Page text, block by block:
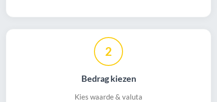
2
Bedrag kiezen
Kies waarde & valuta